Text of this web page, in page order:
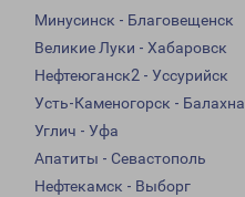
Минусинск - Благовещенск
Великие Луки - Хабаровск
Нефтеюганск2 - Уссурийск
Усть-Каменогорск - Балахна
Углич - Уфа
Апатиты - Севастополь
Нефтекамск - Выборг